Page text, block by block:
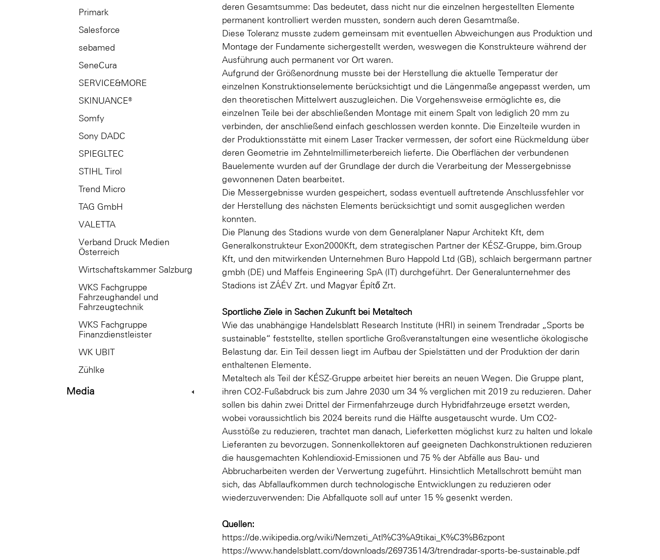
Primark
Salesforce
sebamed
SeneCura
SERVICE&MORE
SKINUANCE®
Somfy
Sony DADC
SPIEGLTEC
STIHL Tirol
Trend Micro
TAG GmbH
VALETTA
Verband Druck Medien
Österreich
Wirtschaftskammer Salzburg
WKS Fachgruppe
Fahrzeughandel und
Fahrzeugtechnik
WKS Fachgruppe
Finanzdienstleister
WK UBIT
Zühlke
Media
deren Gesamtsumme: Das bedeutet, dass nicht nur die einzelnen hergestellten Elemente
permanent kontrolliert werden mussten, sondern auch deren Gesamtmaße.
Diese Toleranz musste zudem gemeinsam mit eventuellen Abweichungen aus Produktion und
Montage der Fundamente sichergestellt werden, weswegen die Konstrukteure während der
Ausführung auch permanent vor Ort waren.
Aufgrund der Größenordnung musste bei der Herstellung die aktuelle Temperatur der
einzelnen Konstruktionselemente berücksichtigt und die Längenmaße angepasst werden, um
den theoretischen Mittelwert auszugleichen. Die Vorgehensweise ermöglichte es, die
einzelnen Teile bei der abschließenden Montage mit einem Spalt von lediglich 20 mm zu
verbinden, der anschließend einfach geschlossen werden konnte. Die Einzelteile wurden in
der Produktionsstätte mit einem Laser Tracker vermessen, der sofort eine Rückmeldung über
deren Geometrie im Zehntelmillimeterbereich lieferte. Die Oberflächen der verbundenen
Bauelemente wurden auf der Grundlage der durch die Verarbeitung der Messergebnisse
gewonnenen Daten bearbeitet.
Die Messergebnisse wurden gespeichert, sodass eventuell auftretende Anschlussfehler vor
der Herstellung des nächsten Elements berücksichtigt und somit ausgeglichen werden
konnten.
Die Planung des Stadions wurde von dem Generalplaner Napur Architekt Kft, dem
Generalkonstrukteur Exon2000Kft, dem strategischen Partner der KÉSZ-Gruppe, bim.Group
Kft, und den mitwirkenden Unternehmen Buro Happold Ltd (GB), schlaich bergermann partner
gmbh (DE) und Maffeis Engineering SpA (IT) durchgeführt. Der Generalunternehmer des
Stadions ist ZÁÉV Zrt. und Magyar Építő Zrt.
Sportliche Ziele in Sachen Zukunft bei Metaltech
Wie das unabhängige Handelsblatt Research Institute (HRI) in seinem Trendradar „Sports be
sustainable“ feststellte, stellen sportliche Großveranstaltungen eine wesentliche ökologische
Belastung dar. Ein Teil dessen liegt im Aufbau der Spielstätten und der Produktion der darin
enthaltenen Elemente.
Metaltech als Teil der KÉSZ-Gruppe arbeitet hier bereits an neuen Wegen. Die Gruppe plant,
ihren CO2-Fußabdruck bis zum Jahre 2030 um 34 % verglichen mit 2019 zu reduzieren. Daher
sollen bis dahin zwei Drittel der Firmenfahrzeuge durch Hybridfahrzeuge ersetzt werden,
wobei voraussichtlich bis 2024 bereits rund die Hälfte ausgetauscht wurde. Um CO2-
Ausstöße zu reduzieren, trachtet man danach, Lieferketten möglichst kurz zu halten und lokale
Lieferanten zu bevorzugen. Sonnenkollektoren auf geeigneten Dachkonstruktionen reduzieren
die hausgemachten Kohlendioxid-Emissionen und 75 % der Abfälle aus Bau- und
Abbrucharbeiten werden der Verwertung zugeführt. Hinsichtlich Metallschrott bemüht man
sich, das Abfallaufkommen durch technologische Entwicklungen zu reduzieren oder
wiederzuverwenden: Die Abfallquote soll auf unter 15 % gesenkt werden.
Quellen:
https://de.wikipedia.org/wiki/Nemzeti_Atl%C3%A9tikai_K%C3%B6zpont
https://www.handelsblatt.com/downloads/26973514/3/trendradar-sports-be-sustainable.pdf